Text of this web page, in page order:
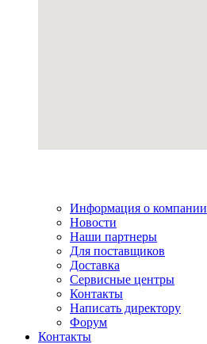
Информация о компании
Новости
Наши партнеры
Для поставщиков
Доставка
Сервисные центры
Контакты
Написать директору
Форум
Контакты